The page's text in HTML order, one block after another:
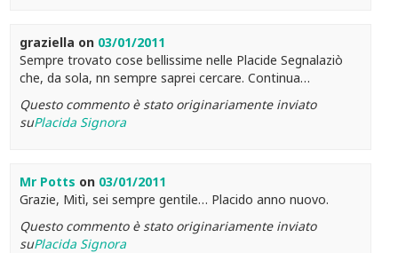
graziella on 03/01/2011
Sempre trovato cose bellissime nelle Placide Segnalaziò
che, da sola, nn sempre saprei cercare. Continua…
Questo commento è stato originariamente inviato
suPlacida Signora
Mr Potts on 03/01/2011
Grazie, Mitì, sei sempre gentile… Placido anno nuovo.
Questo commento è stato originariamente inviato
suPlacida Signora